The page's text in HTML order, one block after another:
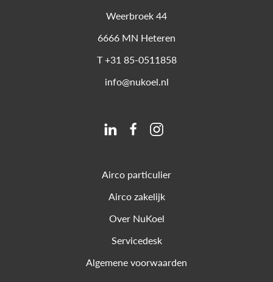
Weerbroek 44
6666 MN Heteren
T+31 85-0511858
info@nukoel.nl
Airco particulier
Airco zakelijk
Over NuKoel
Servicedesk
Algemene voorwaarden